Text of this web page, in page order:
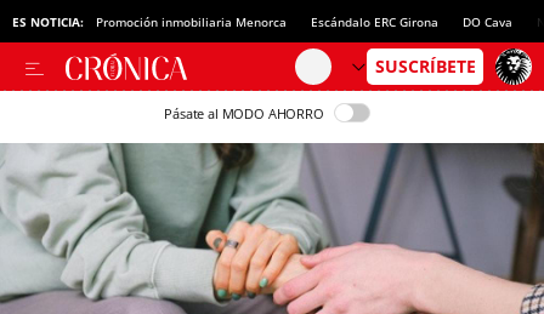
ES NOTICIA: Promoción inmobiliaria Menorca Escándalo ERC Girona DO Cava
Pásate al MODO AHORRO